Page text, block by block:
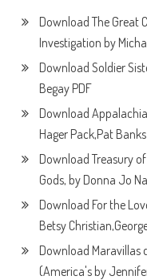
Download The Great
Investigation by
Download Soldier
Begay PDF
Download
Hager Pack,Pat
Download Treasury
Gods, by Donna Jo
Download For the
Betsy
Download Maravillas
(America's by